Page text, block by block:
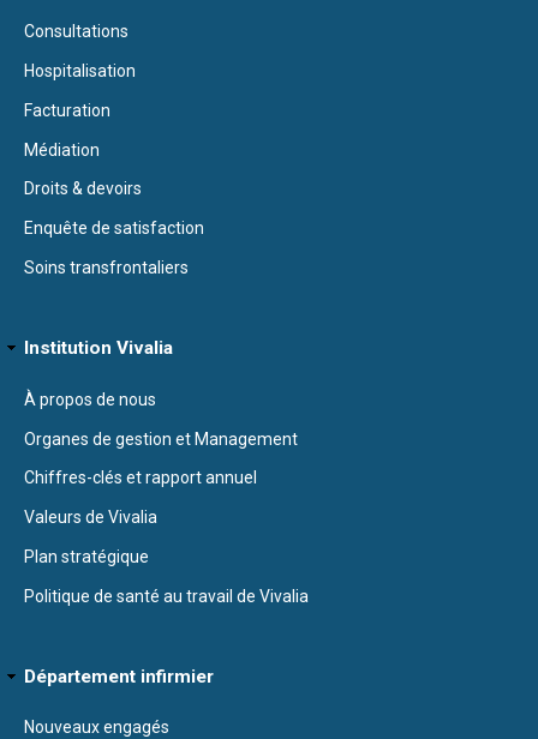
Consultations
Hospitalisation
Facturation
Médiation
Droits & devoirs
Enquête de satisfaction
Soins transfrontaliers
Institution Vivalia
À propos de nous
Organes de gestion et Management
Chiffres-clés et rapport annuel
Valeurs de Vivalia
Plan stratégique
Politique de santé au travail de Vivalia
Département infirmier
Nouveaux engagés